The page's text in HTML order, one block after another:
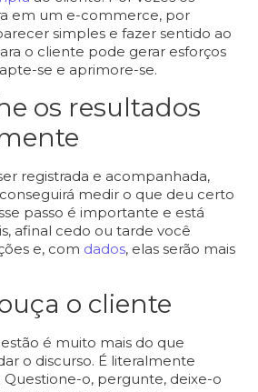
em um e-commerce, por
simples e fazer sentido ao
o cliente pode gerar esforços
se e aprimore-se.
os resultados
registrada e acompanhada,
medir o que deu certo
passo é importante e está
afinal cedo ou tarde você
e, com dados, elas serão mais
o cliente
é muito mais do que
o discurso. É literalmente
Questione-o, pergunte, deixe-o